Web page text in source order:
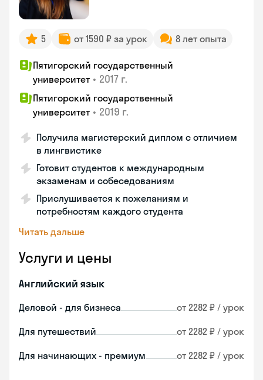
5 от 1590 ₽ за урок 8 лет опыта
Пятигорский государственный
университет • 2017 г.
Пятигорский государственный
университет • 2019 г.
Получила магистерский диплом с отличием
в лингвистике
Готовит студентов к международным
экзаменам и собеседованиям
Прислушивается к пожеланиям и
потребностям каждого студента
Читать дальше
Услуги и цены
Английский язык
Деловой - для бизнеса от 2282 ₽ / урок
Для путешествий от 2282 ₽ / урок
Для начинающих - премиум от 2282 ₽ / урок